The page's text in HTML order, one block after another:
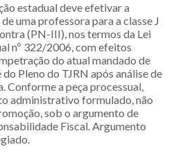
estadual deve efetivar a
uma professora para a classe J
(PN-III), nos termos da Lei
nº 322/2006, com efeitos
do atual mandado de
do Pleno do TJRN após análise de
Conforme a peça processual,
administrativo formulado, não
sob o argumento de
Fiscal. Argumento